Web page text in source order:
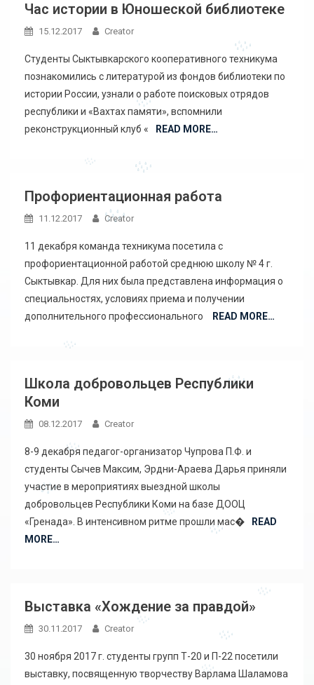
Час истории в Юношеской библиотеке
15.12.2017 Creator
Студенты Сыктывкарского кооперативного техникума
познакомились с литературой из фондов библиотеки по
истории России, узнали о работе поисковых отрядов
республики и «Вахтах памяти», вспомнили
реконструкционный клуб «
READ MORE…
Профориентационная работа
11.12.2017 Creator
11 декабря команда техникума посетила с
профориентационной работой среднюю школу № 4 г.
Сыктывкар. Для них была представлена информация о
специальностях, условиях приема и получении
дополнительного профессионального
READ MORE…
Школа добровольцев Республики
Коми
08.12.2017 Creator
8-9 декабря педагог-организатор Чупрова П.Ф. и
студенты Сычев Максим, Эрдни-Араева Дарья приняли
участие в мероприятиях выездной школы
добровольцев Республики Коми на базе ДООЦ
«Гренада». В интенсивном ритме прошли мас�
READ
MORE…
Выставка «Хождение за правдой»
30.11.2017 Creator
30 ноября 2017 г. студенты групп Т-20 и П-22 посетили
выставку, посвященную творчеству Варлама Шаламова